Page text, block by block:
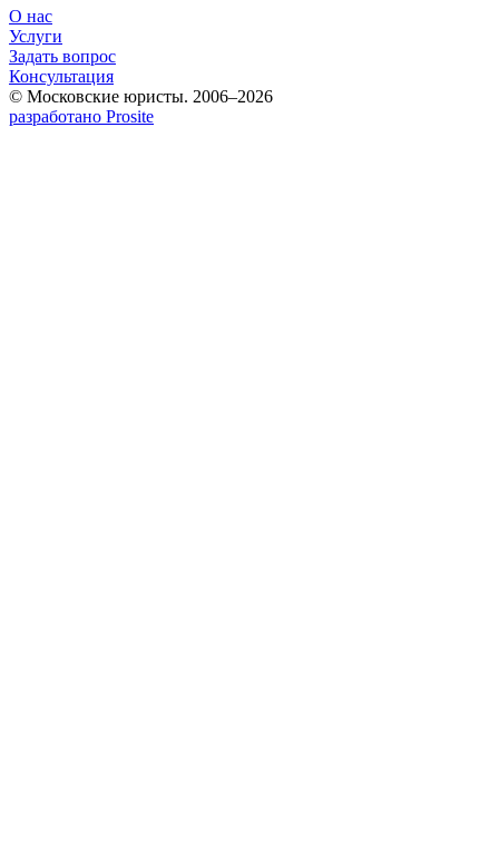
О нас
Услуги
Задать вопрос
Консультация
© Московские юристы. 2006–2026
разработано Prosite